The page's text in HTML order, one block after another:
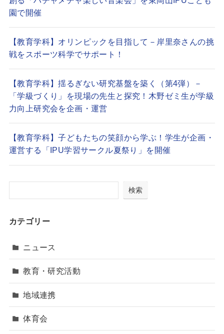
園で開催
【教育学科】オリンピックを目指して－岸里奈さんの挑
戦をスポーツ科学でサポート！
【教育学科】揺るぎない研究基盤を築く（第4弾）－
「学級づくり」を現場の先生と探究！木野ゼミ生が学級
力向上研究会を企画・運営
【教育学科】子どもたちの笑顔から学ぶ！学生が企画・
運営する「IPU学習サークル夏祭り」を開催
検索
カテゴリー
ニュース
教育・研究活動
地域連携
体育会